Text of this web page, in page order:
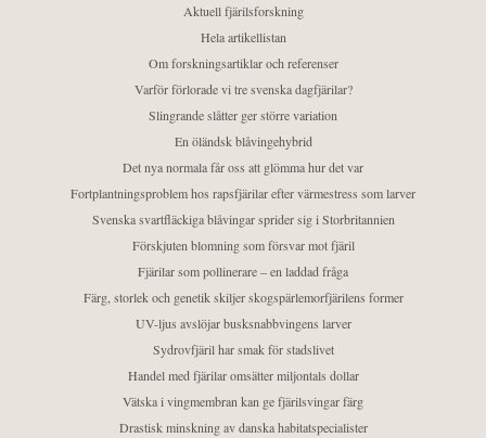
Aktuell fjärilsforskning
Hela artikellistan
Om forskningsartiklar och referenser
Varför förlorade vi tre svenska dagfjärilar?
Slingrande slåtter ger större variation
En öländsk blåvingehybrid
Det nya normala får oss att glömma hur det var
Fortplantningsproblem hos rapsfjärilar efter värmestress som larver
Svenska svartfläckiga blåvingar sprider sig i Storbritannien
Förskjuten blomning som försvar mot fjäril
Fjärilar som pollinerare – en laddad fråga
Färg, storlek och genetik skiljer skogspärlemorfjärilens former
UV-ljus avslöjar busksnabbvingens larver
Sydrovfjäril har smak för stadslivet
Handel med fjärilar omsätter miljontals dollar
Vätska i vingmembran kan ge fjärilsvingar färg
Drastisk minskning av danska habitatspecialister